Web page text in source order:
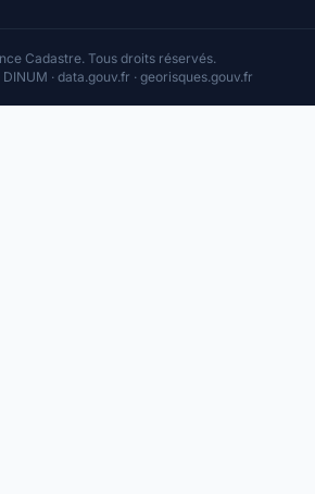
Cadastre. Tous droits réservés.
DINUM · data.gouv.fr · georisques.gouv.fr